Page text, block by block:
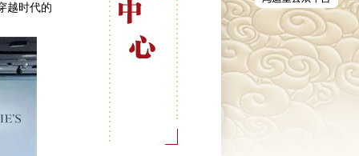
越时代的